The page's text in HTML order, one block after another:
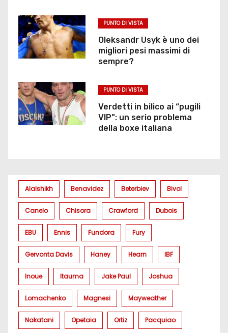
i
c
l
i
PUNTO DI VISTA
Oleksandr Usyk è uno dei
migliori pesi massimi di
sempre?
PUNTO DI VISTA
Verdetti in bilico ai “pugili
VIP”: un serio problema
della boxe italiana
Alalshikh Benavidez Beterbiev Bivol
Canelo Chisora Crawford Dubois
EBU Ennis Fundora Fury
Gervonta Davis Haney Hearn IBF
Inoue Itauma Jake Paul Joshua
Lomachenko Magnesi Mayweather
Nakatani Opetaia Ortiz Pacquiao